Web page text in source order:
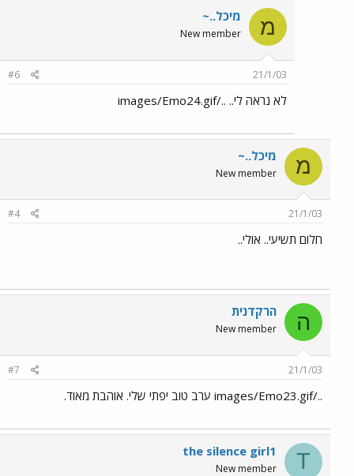
מ מיכל..~
New member
21/1/03
#6
לא נראה לי.. ../images/Emo24.gif
מ מיכל..~
New member
21/1/03
#4
חלום תשיעי.. אולי..
ה הרקדנית
New member
21/1/03
#7
../images/Emo23.gif ערב טוב יפתי שלי. אוהבת מאוד.
T
the silence girl1
New member